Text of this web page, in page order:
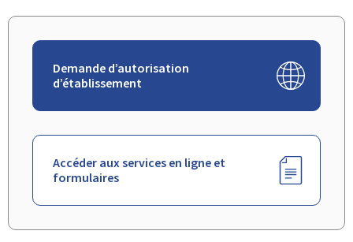
Demande d’autorisation
d’établissement
Accéder aux services en ligne et
formulaires